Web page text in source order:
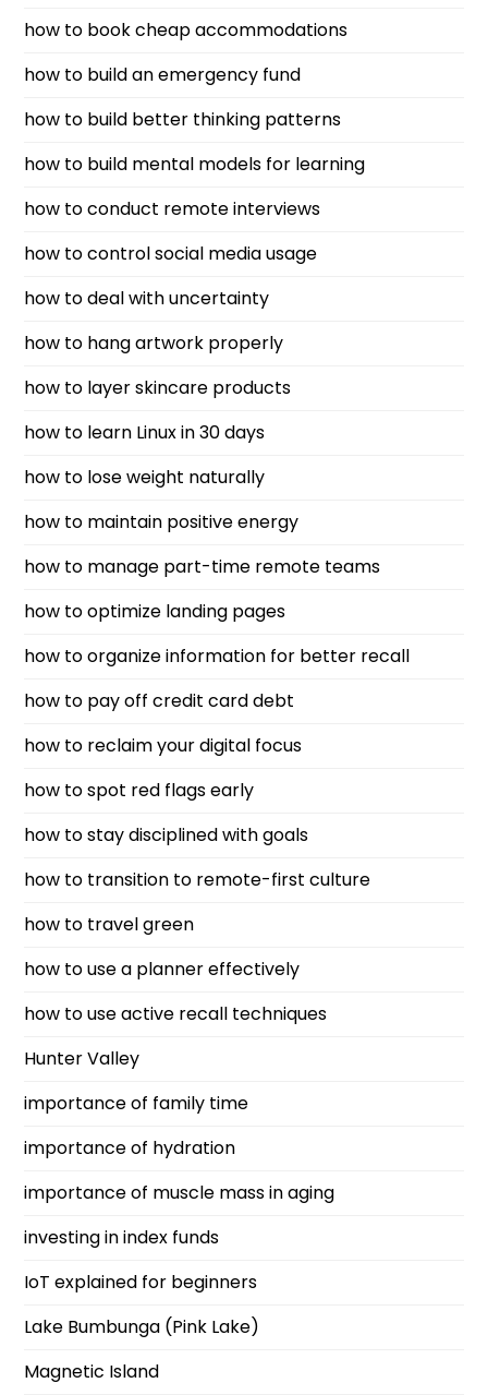
how to book cheap accommodations
how to build an emergency fund
how to build better thinking patterns
how to build mental models for learning
how to conduct remote interviews
how to control social media usage
how to deal with uncertainty
how to hang artwork properly
how to layer skincare products
how to learn Linux in 30 days
how to lose weight naturally
how to maintain positive energy
how to manage part-time remote teams
how to optimize landing pages
how to organize information for better recall
how to pay off credit card debt
how to reclaim your digital focus
how to spot red flags early
how to stay disciplined with goals
how to transition to remote-first culture
how to travel green
how to use a planner effectively
how to use active recall techniques
Hunter Valley
importance of family time
importance of hydration
importance of muscle mass in aging
investing in index funds
IoT explained for beginners
Lake Bumbunga (Pink Lake)
Magnetic Island